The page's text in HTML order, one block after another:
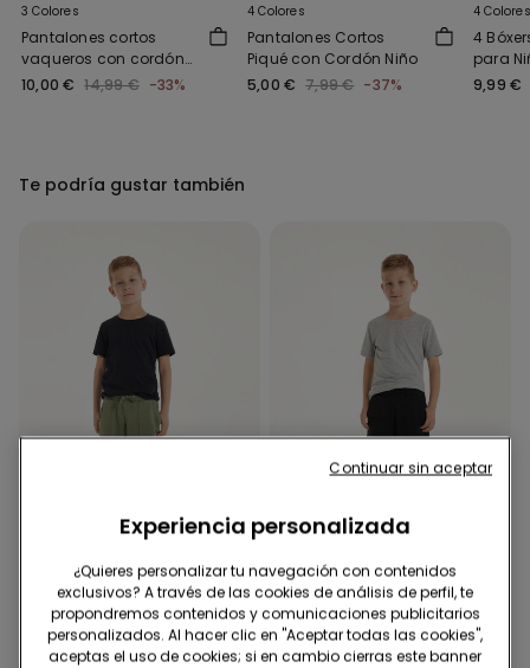
3 Colores
Pantalones cortos
vaqueros con cordón
para niño
10,00 € 14,99 € -33%
4 Colores
Pantalones Cortos
Piqué con Cordón Niño
5,00 € 7,99 € -37%
4 Colores
4
para
9,99 €
Te podría gustar también
3 Colores
Pantalones Cortos de Felpa
3 Colores
Pantalones Cortos de Felpa
Experiencia personalizada
¿Quieres personalizar tu navegación con contenidos
exclusivos? A través de las cookies de análisis de perfil, te
propondremos contenidos y comunicaciones publicitarios
personalizados. Al hacer clic en "Aceptar todas las cookies",
aceptas el uso de cookies; si en cambio cierras este banner
Continuar sin aceptar